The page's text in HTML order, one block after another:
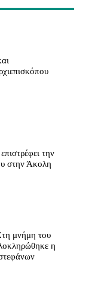
την
στην Άκολη
μνήμη του
η